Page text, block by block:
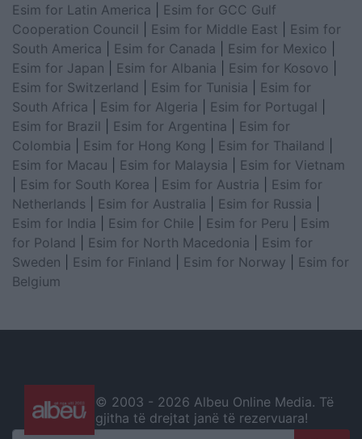
Esim for Latin America
Esim for GCC Gulf
Cooperation Council
Esim for Middle East
Esim for
South America
Esim for Canada Esim for Mexico
Esim for Japan
Esim for Albania Esim for Kosovo
Esim for Switzerland
Esim for Tunisia
Esim for
South Africa
Esim for Algeria Esim for Portugal
Esim for Brazil
Esim for Argentina
Esim for
Colombia
Esim for Hong Kong Esim for Thailand
Esim for Macau
Esim for Malaysia
Esim for Vietnam
Esim for South Korea Esim for Austria
Esim for
Netherlands
Esim for Australia Esim for Russia
Esim for India
Esim for Chile Esim for Peru
Esim
for Poland
Esim for North Macedonia
Esim for
Sweden
Esim for Finland Esim for Norway
Esim for
Belgium
© 2003 - 2026 Albeu Online Media. Të
gjitha të drejtat janë të rezervuara!